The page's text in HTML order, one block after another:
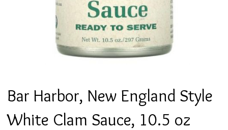
Bar Harbor, New England Style
White Clam Sauce, 10.5 oz